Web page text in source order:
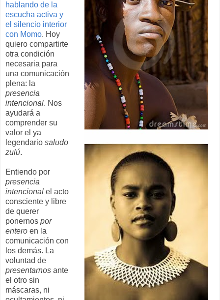
hablando de la
escucha activa y
el silencio interior
con Momo. Hoy
quiero compartirte
otra condición
necesaria para
una comunicación
plena: la
presencia
intencional. Nos
ayudará a
comprender su
valor el ya
legendario saludo
zulú.
Entiendo por
presencia
intencional el acto
consciente y libre
de querer
ponernos por
entero en la
comunicación con
los demás. La
voluntad de
presentarnos ante
el otro sin
máscaras, ni